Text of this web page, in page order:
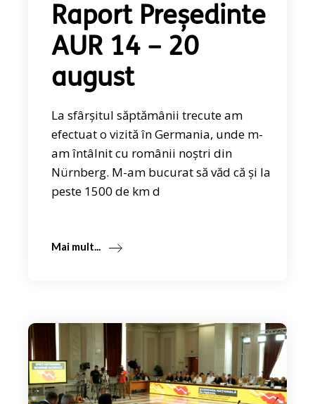
Raport Președinte
AUR 14 – 20
august
La sfârșitul săptămânii trecute am
efectuat o vizită în Germania, unde m-
am întâlnit cu românii noștri din
Nürnberg. M-am bucurat să văd că și la
peste 1500 de km d
Mai mult...